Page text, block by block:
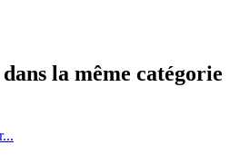
la même catégorie